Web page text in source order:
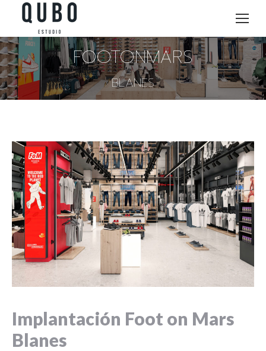
FOOTONMARS
BLANES
Implantación Foot on Mars
Blanes